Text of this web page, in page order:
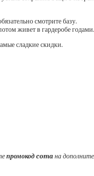
смотрите базу.
живет в гардеробе годами.
сладкие скидки.
промокод comaна